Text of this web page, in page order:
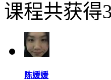
课程共获得
陈媛媛